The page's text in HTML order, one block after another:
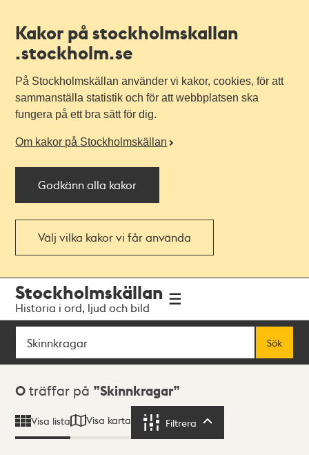
Kakor på stockholmskallan
.stockholm.se
På Stockholmskällan använder vi kakor, cookies, för att
sammanställa statistik och för att webbplatsen ska
fungera på ett bra sätt för dig.
Om kakor på Stockholmskällan
Godkänn alla kakor
Välj vilka kakor vi får använda
navigationen
huvudinnehållet
Stockholmskällan
Historia i ord, ljud och bild
Sök
Sök
Sökresultat
0 träffar på Skinnkragar
Visa lista Visa karta Filtrera